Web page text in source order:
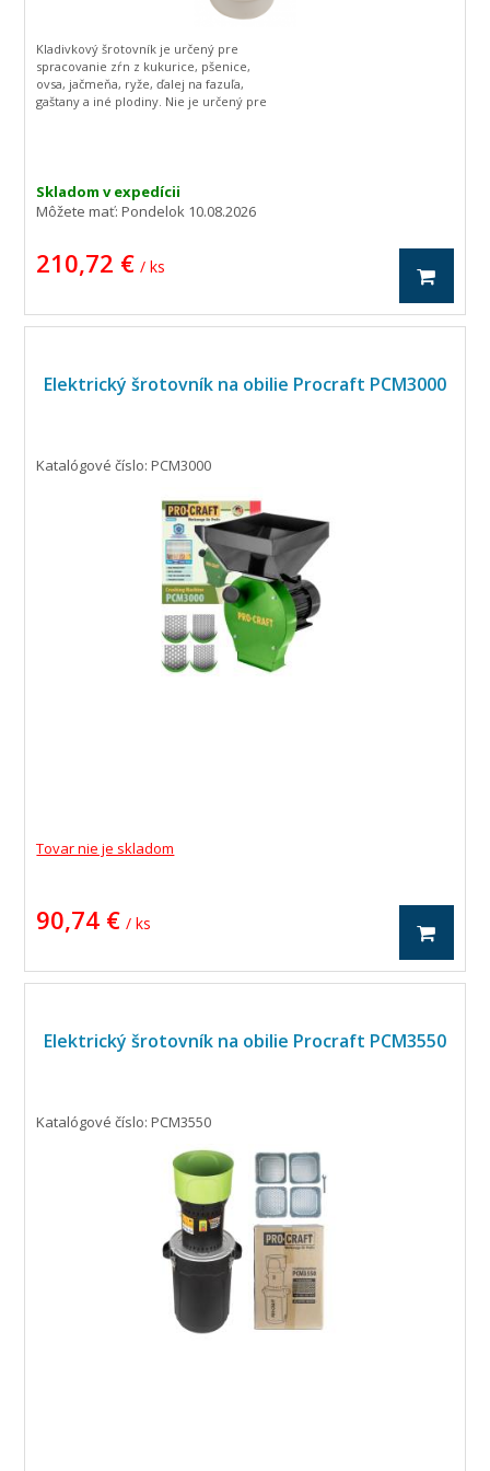
Skladom v expedícii
Môžete mať:Pondelok 10.08.2026
210,72 € / ks
Kladivkový šrotovník je určený pre
spracovanie zŕn z kukurice, pšenice,
ovsa, jačmeňa, ryže, ďalej na fazuľa,
gaštany a iné plodiny. Nie je určený pre
Špeciálny motor s nucenýmm
chladením, tepelná ochrana proti
mm, 7 mm
Elektrický šrotovník na obilie Procraft PCM3000
Katalógové číslo: PCM3000
Tovar nie je skladom
90,74 € / ks
Elektrický šrotovník na obilie Procraft PCM3550
Katalógové číslo: PCM3550